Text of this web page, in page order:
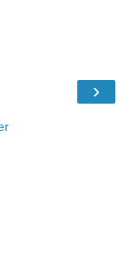
›